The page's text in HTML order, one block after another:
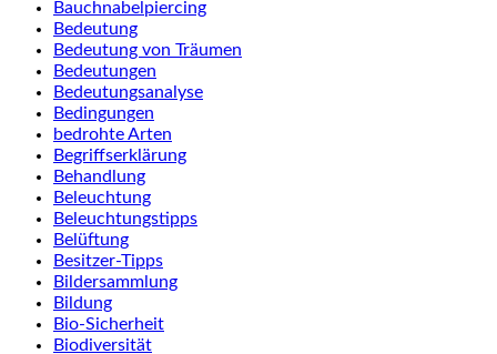
Bauchnabelpiercing
Bedeutung
Bedeutung von Träumen
Bedeutungen
Bedeutungsanalyse
Bedingungen
bedrohte Arten
Begriffserklärung
Behandlung
Beleuchtung
Beleuchtungstipps
Belüftung
Besitzer-Tipps
Bildersammlung
Bildung
Bio-Sicherheit
Biodiversität